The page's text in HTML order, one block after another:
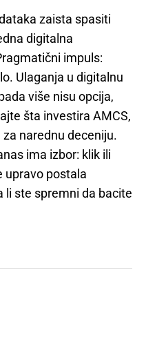
zaista spasiti
digitalna
impuls:
Ulaganja u digitalnu
više nisu opcija,
šta investira AMCS,
narednu deceniju.
ima izbor: klik ili
upravo postala
li ste spremni da bacite